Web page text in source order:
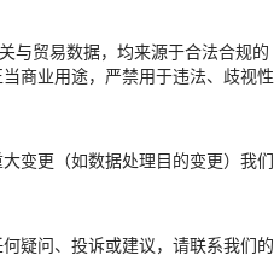
与贸易数据，均来源于合法合规的
商业用途，严禁用于违法、歧视性
变更（如数据处理目的变更）我们
疑问、投诉或建议，请联系我们的